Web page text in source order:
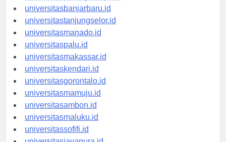
universitaspalangkaraya.id
universitasbanjarbaru.id
universitastanjungselor.id
universitasmanado.id
universitaspalu.id
universitasmakassar.id
universitaskendari.id
universitasgorontalo.id
universitasmamuju.id
universitasambon.id
universitasmaluku.id
universitassofifi.id